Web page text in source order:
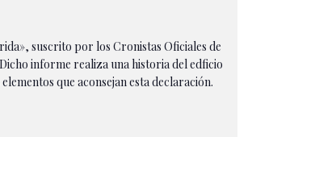
suscrito por los Cronistas Oficiales de
informe realiza una historia del edficio
que aconsejan esta declaración.